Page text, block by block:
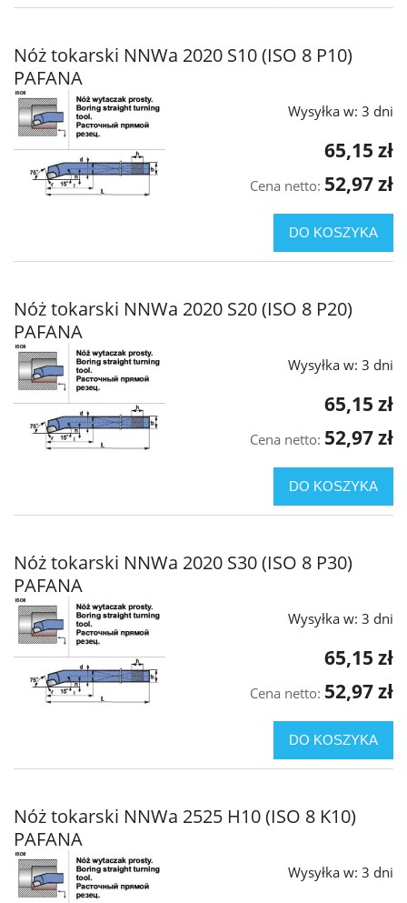
Nóż tokarski NNWa 2020 S10 (ISO 8 P10)
PAFANA
Wysyłka w: 3 dni
65,15 zł
Cena netto: 52,97 zł
DO KOSZYKA
Nóż tokarski NNWa 2020 S20 (ISO 8 P20)
PAFANA
Wysyłka w: 3 dni
65,15 zł
Cena netto: 52,97 zł
DO KOSZYKA
Nóż tokarski NNWa 2020 S30 (ISO 8 P30)
PAFANA
Wysyłka w: 3 dni
65,15 zł
Cena netto: 52,97 zł
DO KOSZYKA
Nóż tokarski NNWa 2525 H10 (ISO 8 K10)
PAFANA
Wysyłka w: 3 dni